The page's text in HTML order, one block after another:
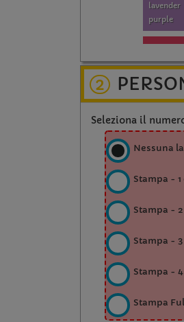
lavender
purple
pink
flash
2
Seleziona il
Nessuna
Stampa -
Stampa -
Stampa -
Stampa -
Stampa